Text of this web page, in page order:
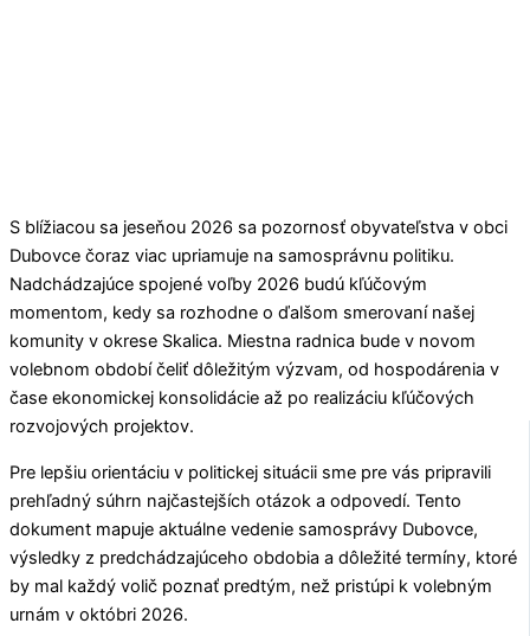
S blížiacou sa jeseňou 2026 sa pozornosť obyvateľstva v obci
Dubovce čoraz viac upriamuje na samosprávnu politiku.
Nadchádzajúce spojené voľby 2026 budú kľúčovým
momentom, kedy sa rozhodne o ďalšom smerovaní našej
komunity v okrese Skalica. Miestna radnica bude v novom
volebnom období čeliť dôležitým výzvam, od hospodárenia v
čase ekonomickej konsolidácie až po realizáciu kľúčových
rozvojových projektov.
Pre lepšiu orientáciu v politickej situácii sme pre vás pripravili
prehľadný súhrn najčastejších otázok a odpovedí. Tento
dokument mapuje aktuálne vedenie samosprávy Dubovce,
výsledky z predchádzajúceho obdobia a dôležité termíny, ktoré
by mal každý volič poznať predtým, než pristúpi k volebným
urnám v októbri 2026.